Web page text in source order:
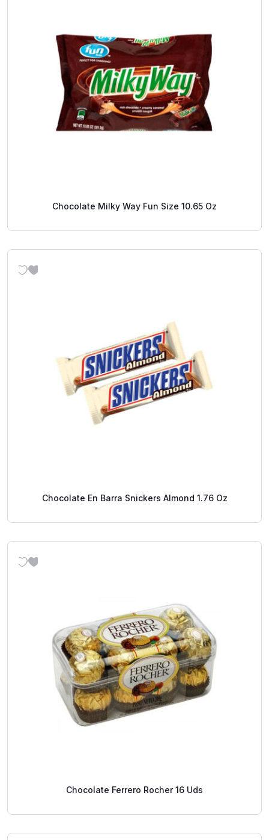
Chocolate Milky Way Fun Size 10.65 Oz
Chocolate En Barra Snickers Almond 1.76 Oz
Chocolate Ferrero Rocher 16 Uds